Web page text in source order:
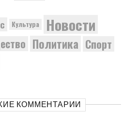
Культура Новости
Политика Спорт
КОММЕНТАРИИ